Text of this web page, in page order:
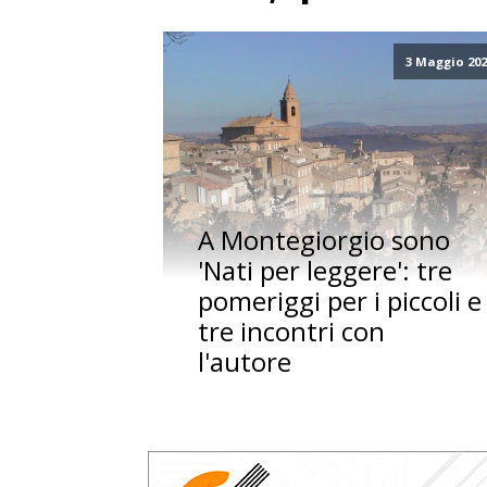
3 Maggio
A Montegiorgio sono
'Nati per leggere': tre
pomeriggi per i piccoli e
tre incontri con
l'autore